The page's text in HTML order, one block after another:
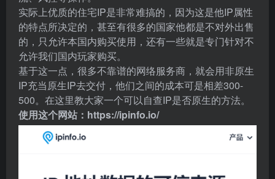
实际上优质的住宅IP是非常难搞的，因为这是他IP属性
的特点所决定的，甚至有很多的国家他都是不对外出售
的，只允许本国内购买使用，还有一些就是专门针对不
允许我们国内玩家购买。
基于这一点，很多不靠谱的网络服务商，就会用非原生
IP充当原生IP去交付，他们之间的成本可是相差300-
500。在这里教大家一个可以自查IP是否原生的方法。
使用这个网站： https://ipinfo.io/